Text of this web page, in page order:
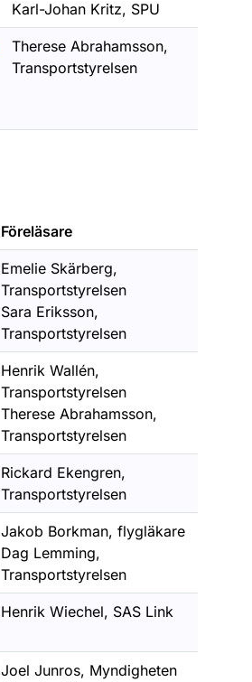
Karl-Johan Kritz, SPU
Therese Abrahamsson,
Transportstyrelsen
Föreläsare
Emelie Skärberg,
Transportstyrelsen
Sara Eriksson,
Transportstyrelsen
Henrik Wallén,
Transportstyrelsen
Therese Abrahamsson,
Transportstyrelsen
Rickard Ekengren,
Transportstyrelsen
Jakob Borkman, flygläkare
Dag Lemming,
Transportstyrelsen
Henrik Wiechel, SAS Link
Joel Junros, Myndigheten